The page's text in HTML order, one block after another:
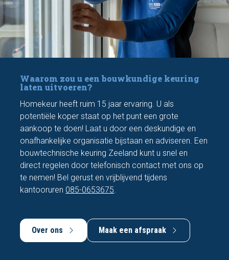
Waarom zou u een bouwkundige keuring
laten uitvoeren?
Homekeur heeft ruim 15 jaar ervaring. U als
potentiële koper staat op het punt een grote
aankoop te doen! Laat u door een deskundige en
onafhankelijke organisatie bijstaan en adviseren. Een
bouwtechnische keuring Zeeland kunt u snel en
direct regelen door telefonisch contact met ons op
te nemen! Bel gerust en vrijblijvend tijdens
kantooruren 085-0653675
Over ons Maak een afspraak